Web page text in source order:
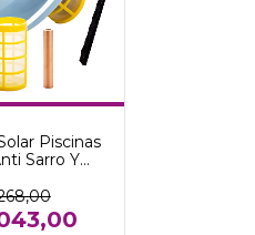
Piscinas
Sarro Y